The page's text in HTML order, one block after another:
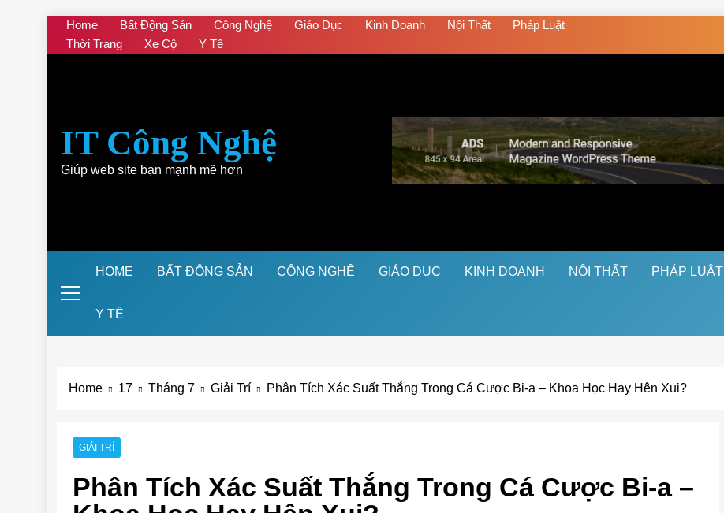
SkipHome Bất Động Sản Công Nghệ Giáo Dục Kinh Doanh Nội Thất
Pháp Luật
Thời Trang
Xe Cộ Y Tế
IT Công Nghệ
Giúp web site bạn mạnh mẽ hơn
HOME BẤT ĐỘNG SẢN CÔNG NGHỆ GIÁO DỤC KINH DOANH NỘI THẤT PHÁP LUẬT
Y TẾ
Home 17 Tháng 7 Giải Trí Phân Tích Xác Suất Thắng Trong Cá Cược Bi-a – Khoa Học Hay Hên Xui?
GIẢI TRÍ
Phân Tích Xác Suất Thắng Trong Cá Cược Bi-a –